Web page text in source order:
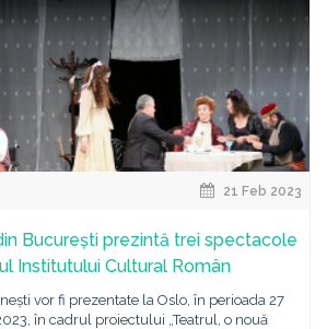
21 Feb 2023
București prezintă trei spectacole
Institutului Cultural Român
vor fi prezentate la Oslo, în perioada 27
în cadrul proiectului „Teatrul, o nouă